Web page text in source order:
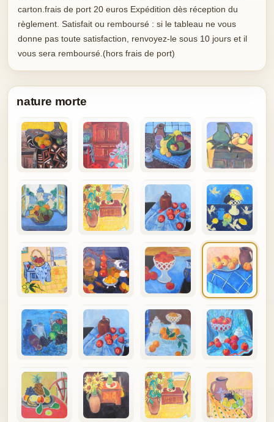
carton.frais de port 20 euros Expédition dès réception du
règlement. Satisfait ou remboursé : si le tableau ne vous
donne pas toute satisfaction, renvoyez-le sous 10 jours et il
vous sera remboursé.(hors frais de port)
nature morte